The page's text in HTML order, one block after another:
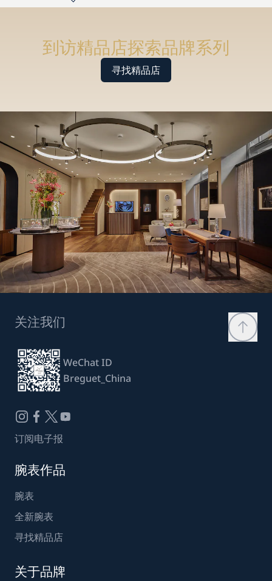
到访精品店探索品牌系列
寻找精品店
关注我们
WeChat ID
Breguet_China
订阅电子报
腕表作品
腕表
全新腕表
寻找精品店
关于品牌